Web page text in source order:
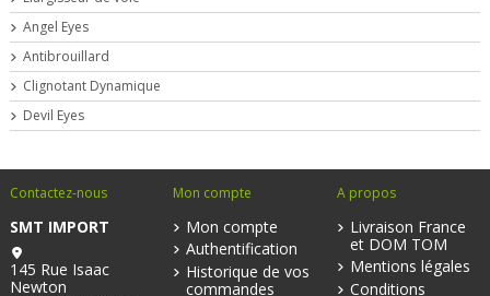
Angel Eyes
Antibrouillard
Clignotant Dynamique
Devil Eyes
Contactez-nous
SMT IMPORT
145 Rue Isaac
Newton
Mon compte
Mon compte
Authentification
Historique de vos
commandes
A propos
Livraison France
et DOM TOM
Mentions légales
Conditions